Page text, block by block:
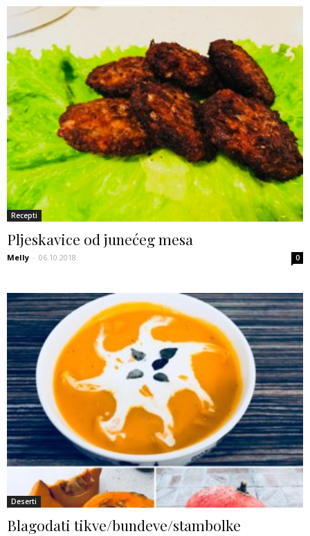
Recepti
Pljeskavice od junećeg mesa
Melly - 06.10.2018. 0
Deserti
Blagodati tikve/bundeve/stambolke